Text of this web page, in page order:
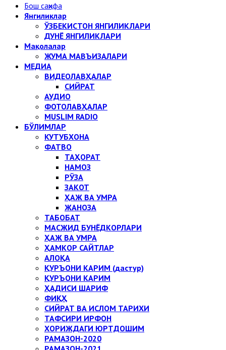
Бош саҳифа
Янгиликлар
ЎЗБЕКИСТОН ЯНГИЛИКЛАРИ
ДУНЁ ЯНГИЛИКЛАРИ
Мақолалар
ЖУМА МАВЪИЗАЛАРИ
МЕДИА
ВИДЕОЛАВҲАЛАР
СИЙРАТ
АУДИО
ФОТОЛАВҲАЛАР
MUSLIM RADIO
БЎЛИМЛАР
КУТУБХОНА
ФАТВО
ТАҲОРАТ
НАМОЗ
РЎЗА
ЗАКОТ
ҲАЖ ВА УМРА
ЖАНОЗА
ТАБОБАТ
МАСЖИД БУНЁДКОРЛАРИ
ҲАЖ ВА УМРА
ҲАМКОР САЙТЛАР
АЛОҚА
ҚУРЪОНИ КАРИМ (дастур)
ҚУРЪОНИ КАРИМ
ҲАДИСИ ШАРИФ
ФИҚҲ
СИЙРАТ ВА ИСЛОМ ТАРИХИ
ТАФСИРИ ИРФОН
ХОРИЖДАГИ ЮРТДОШИМ
РАМАЗОН-2020